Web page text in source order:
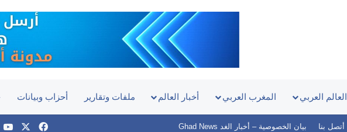
العالم العربي المغرب العربي أخبار العالم ملفات وتقارير أحزاب وبيانات
أتصل بنا بيان الخصوصية – أخبار الغد Ghad News فيسبوك